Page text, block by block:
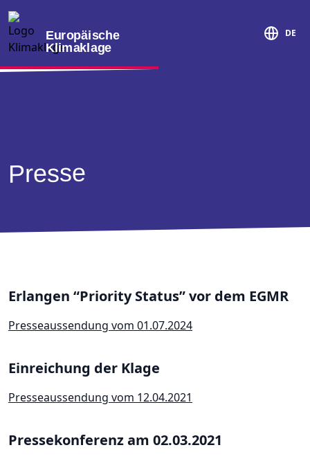
Europäische
Klimaklage
DE
Presse
Erlangen “Priority Status” vor dem EGMR
Presseaussendung vom 01.07.2024
Einreichung der Klage
Presseaussendung vom 12.04.2021
Pressekonferenz am 02.03.2021